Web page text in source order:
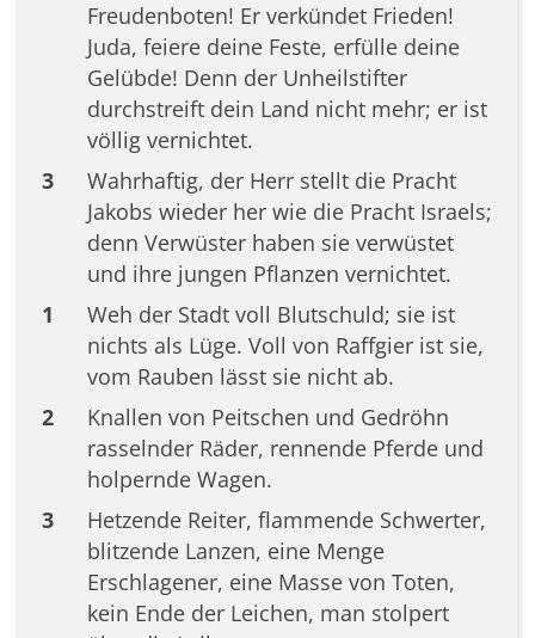
Freudenboten! Er verkündet Frieden!
Juda, feiere deine Feste, erfülle deine
Gelübde! Denn der Unheilstifter
durchstreift dein Land nicht mehr; er ist
völlig vernichtet.
3
Wahrhaftig, der Herr stellt die Pracht
Jakobs wieder her wie die Pracht Israels;
denn Verwüster haben sie verwüstet
und ihre jungen Pflanzen vernichtet.
1
Weh der Stadt voll Blutschuld; sie ist
nichts als Lüge. Voll von Raffgier ist sie,
vom Rauben lässt sie nicht ab.
2
Knallen von Peitschen und Gedröhn
rasselnder Räder, rennende Pferde und
holpernde Wagen.
3
Hetzende Reiter, flammende Schwerter,
blitzende Lanzen, eine Menge
Erschlagener, eine Masse von Toten,
kein Ende der Leichen, man stolpert